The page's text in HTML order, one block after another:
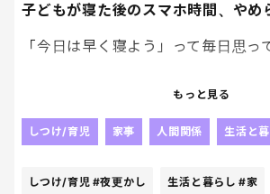
ちゃんと動いていたはずなのに、休
み方がおかしいのですけど！？
子どもが寝た後のスマホ時間、やめ
「今日は早く寝よう」って毎日思っ
本当に眠いし、疲れてるし、明日も
から、急に自分の時間が始まるんだ
もっと見る
しつけ/育児 家事 人間関係 生活と
しつけ/育児 #夜更かし 生活と暮らし #家